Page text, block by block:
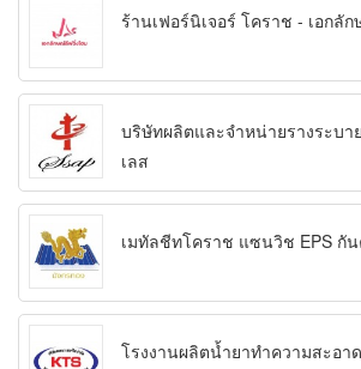
ร้านเฟอร์นิเจอร์ โคราช - เอกลั
บริษัทผลิตและจำหน่ายรางระบ
เลส
เมทัลชีทโคราช แซนวิช EPS กั
โรงงานผลิตน้ำยาทำความสะอา